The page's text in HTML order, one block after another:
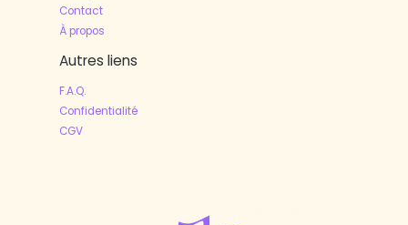
Contact
À propos
Autres liens
F.A.Q.
Confidentialité
CGV